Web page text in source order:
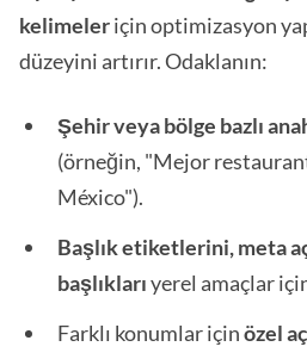
kelimeleriçin optimizasyon
düzeyini artırır. Odaklanın:
Şehir veya bölge bazlı
(örneğin, "Mejor
México").
Başlık etiketlerini, meta
başlıklarıyerel amaçlar
Farklı konumlar içinözel